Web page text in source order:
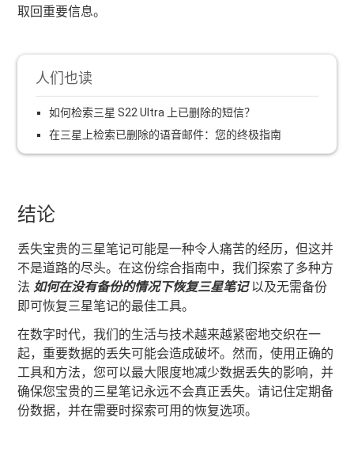
取回重要信息。
人们也读
如何检索三星 S22 Ultra 上已删除的短信？
在三星上检索已删除的语音邮件：您的终极指南
结论
丢失宝贵的三星笔记可能是一种令人痛苦的经历，但这并
不是道路的尽头。在这份综合指南中，我们探索了多种方
法 如何在没有备份的情况下恢复三星笔记以及无需备份
即可恢复三星笔记的最佳工具。
在数字时代，我们的生活与技术越来越紧密地交织在一
起，重要数据的丢失可能会造成破坏。然而，使用正确的
工具和方法，您可以最大限度地减少数据丢失的影响，并
确保您宝贵的三星笔记永远不会真正丢失。请记住定期备
份数据，并在需要时探索可用的恢复选项。